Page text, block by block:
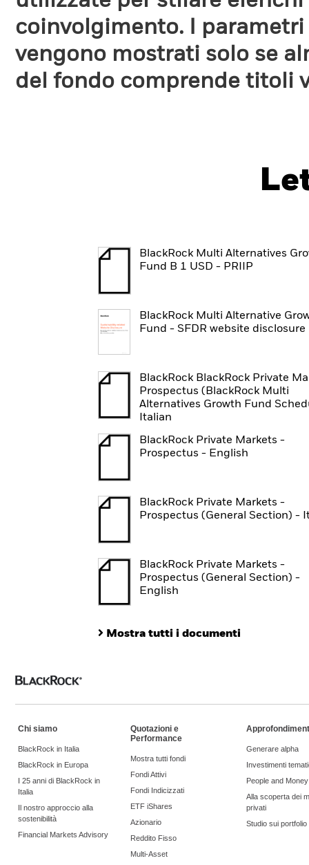
coinvolgimento. I
vengono mostrati solo se
del fondo comprende titoli
BlackRock Multi Alternatives
Fund B 1 USD - PRIIP
BlackRock Multi Alternative
Fund - SFDR website disclosure
BlackRock BlackRock Private
Prospectus (BlackRock Multi
Alternatives Growth Fund
Italian
BlackRock Private Markets -
Prospectus - English
BlackRock Private Markets -
Prospectus (General Section) -
BlackRock Private Markets -
Prospectus (General Section) -
English
Mostra tutti i documenti
Chi siamo
BlackRock in Italia
BlackRock in Europa
I 25 anni di BlackRock in
Italia
Il nostro approccio alla
sostenibilità
Financial Markets Advisory
Quotazioni e
Performance
Mostra tutti fondi
Fondi Attivi
Fondi Indicizzati
ETF iShares
Azionario
Reddito Fisso
Multi-Asset
Generare alpha
Investimenti
People and
Alla scoperta dei
privati
Studio sui portfolio